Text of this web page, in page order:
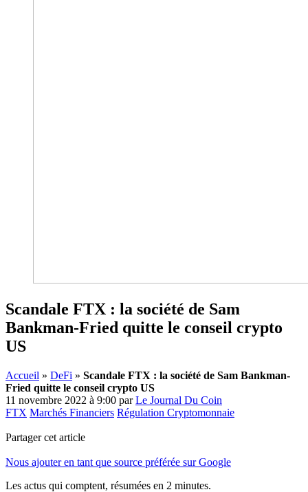
Scandale FTX : la société de Sam
Bankman-Fried quitte le conseil crypto
US
Accueil » DeFi » Scandale FTX : la société de Sam Bankman-
Fried quitte le conseil crypto US
11 novembre 2022 à 9:00 parLe Journal Du Coin
FTX Marchés Financiers Régulation Cryptomonnaie
Partager cet article
Nous ajouter en tant que source préférée sur Google
Les actus qui comptent, résumées en 2 minutes.